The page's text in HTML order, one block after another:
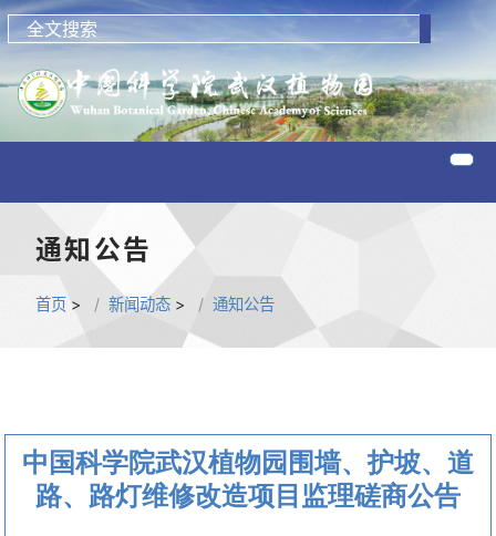
通知公告
首页 > 新闻动态 > 通知公告
中国科学院武汉植物园围墙、护坡、道
路、路灯维修改造项目监理磋商公告